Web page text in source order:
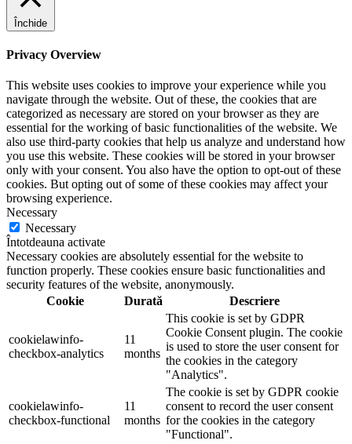
Închide
Privacy Overview
This website uses cookies to improve your experience while you
navigate through the website. Out of these, the cookies that are
categorized as necessary are stored on your browser as they are
essential for the working of basic functionalities of the website. We
also use third-party cookies that help us analyze and understand how
you use this website. These cookies will be stored in your browser
only with your consent. You also have the option to opt-out of these
cookies. But opting out of some of these cookies may affect your
browsing experience.
Necessary
Necessary
Întotdeauna activate
Necessary cookies are absolutely essential for the website to
function properly. These cookies ensure basic functionalities and
security features of the website, anonymously.
Cookie
Durată Descriere
cookielawinfo-
checkbox-analytics
11
months
This cookie is set by GDPR
Cookie Consent plugin. The cookie
is used to store the user consent for
the cookies in the category
"Analytics".
cookielawinfo-
checkbox-functional
11
months
The cookie is set by GDPR cookie
consent to record the user consent
for the cookies in the category
"Functional".